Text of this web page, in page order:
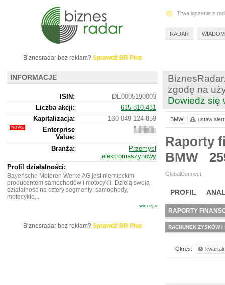
zgodę na
Dowiedz się
Raporty
BMW
GlobalConnect
PROFIL
BR LAB
RAPORTY
RACHUNEK ZYSKÓW I
Okres:
BMW: ustaw alert
Biznesradar bez reklam? Sprawdź BR Plus
INFORMACJE
ISIN:
DE0005190003
Liczba akcji:
615 810 431
Kapitalizacja:
160 049 124 859
Enterprise
Value:
582
637
059
Branża:
Przemysł
elektromaszynowy
Profil działalności:
Bayerische Motoren Werke AG jest niemieckim
producentem samochodów i motocykli. Dzielą swoją
działalność na cztery segmenty: samochody,
motocykle,...
więcej »
Biznesradar bez reklam? Sprawdź BR Plus
Trwa łączenie z
RADAR